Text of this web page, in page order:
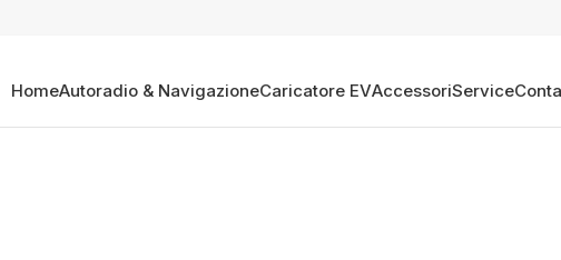
HomeAutoradio & NavigazioneCaricatore EVAccessoriService